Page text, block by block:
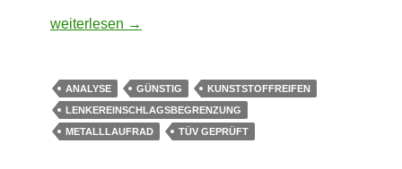
Laufrad mit gepolstertem Sattel – Kettler Speedy ab 24
weiterlesen →
ANALYSE GÜNSTIG
KUNSTSTOFFREIFEN
LENKEREINSCHLAGSBEGRENZUNG
METALLLAUFRAD
TÜV GEPRÜFT